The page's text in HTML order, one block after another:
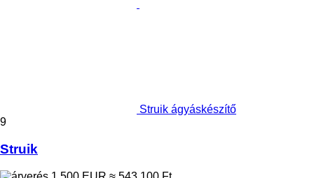
Struik ágyáskészítő
9
Struik